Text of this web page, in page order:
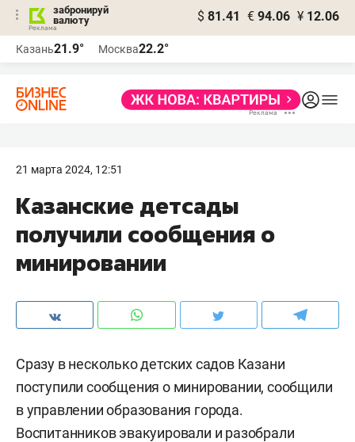
забронируй
валюту
$ 81.41 € 94.06 ¥ 12.06
Казань21.9° Москва22.2°
21 марта 2024, 12:51
Казанские детсады
получили сообщения о
минировании
Сразу в несколько детских садов Казани
поступили сообщения о минировании, сообщили
в управлении образования города.
Воспитанников эвакуировали и разобрали